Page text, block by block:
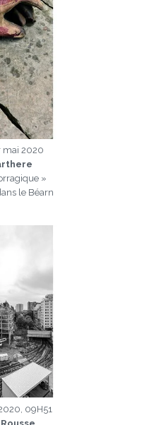
mai 2020
»
le Béarn
09H51